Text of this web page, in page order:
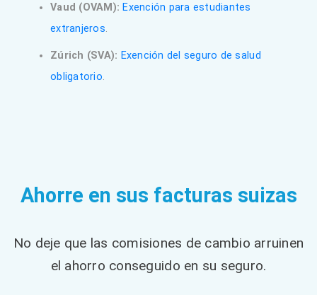
Vaud (OVAM): Exención para estudiantes
extranjeros.
Zúrich (SVA): Exención del seguro de salud
obligatorio.
Ahorre en sus facturas suizas
No deje que las comisiones de cambio arruinen
el ahorro conseguido en su seguro.